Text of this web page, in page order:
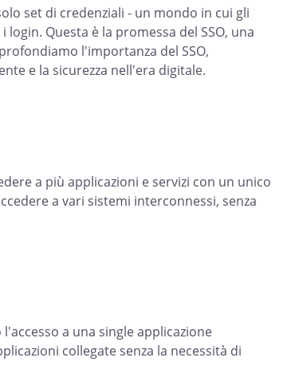
set di credenziali - un mondo in cui gli
Questa è la promessa del SSO, una
l'importanza del SSO,
e la sicurezza nell'era digitale.
a più applicazioni e servizi con un unico
a vari sistemi interconnessi, senza
a una single applicazione
collegate senza la necessità di